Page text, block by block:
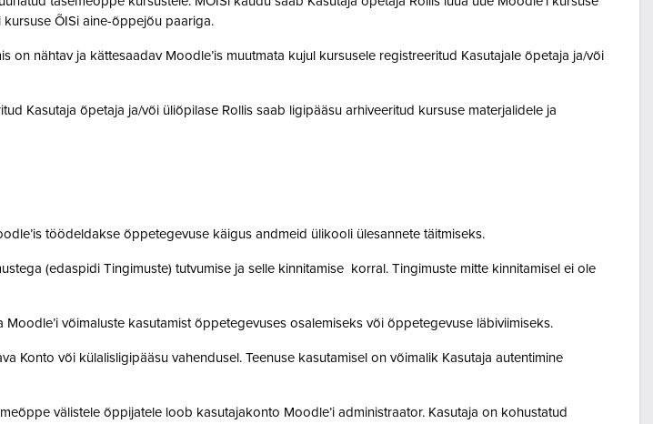
ÕISi aine-õppejõu paariga.
nähtav ja kättesaadav Moodle’is muutmata kujul kursusele registreeritud Kasutajale õpetaja ja/või
Kasutaja õpetaja ja/või üliõpilase Rollis saab ligipääsu arhiveeritud kursuse materjalidele ja
töödeldakse õppetegevuse käigus andmeid ülikooli ülesannete täitmiseks.
(edaspidi Tingimuste) tutvumise ja selle kinnitamise korral. Tingimuste mitte kinnitamisel ei ole
võimaluste kasutamist õppetegevuses osalemiseks või õppetegevuse läbiviimiseks.
Konto või külalisligipääsu vahendusel. Teenuse kasutamisel on võimalik Kasutaja autentimine
välistele õppijatele loob kasutajakonto Moodle’i administraator. Kasutaja on kohustatud